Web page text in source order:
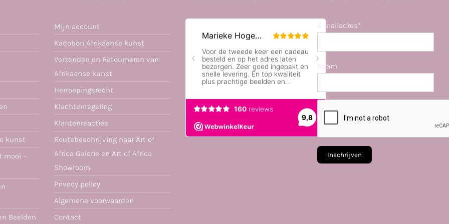
kunst
mooi –
Beelden
Mijn account
Kadobon Afrikaanse kunst
Verzenden en Retourneren van
Afrikaanse kunst
Herroepingsrecht
Klachtenregeling
Klantenreacties
Routebeschrijving naar Art of
Africa Galerie en Art of Africa
Showroom
Privacy policy
Algemene voorwaarden
Contact
E-mailadres*
Naam